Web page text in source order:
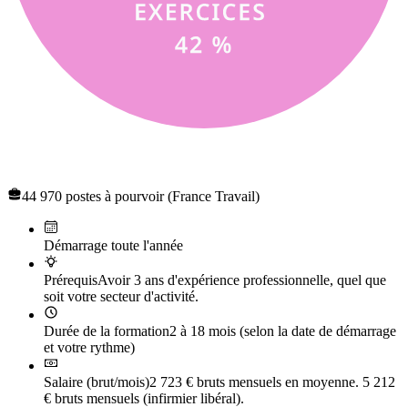
44 970 postes à pourvoir (France Travail)
Démarrage toute l'année
PrérequisAvoir 3 ans d'expérience professionnelle, quel que
soit votre secteur d'activité.
Durée de la formation2 à 18 mois (selon la date de démarrage
et votre rythme)
Salaire (brut/mois)2 723 € bruts mensuels en moyenne. 5 212
€ bruts mensuels (infirmier libéral).